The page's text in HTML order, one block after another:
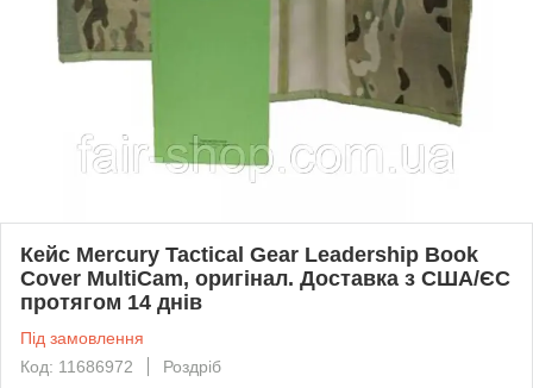
Кейс Mercury Tactical Gear Leadership Book
Cover MultiCam, оригінал. Доставка з США/ЄС
протягом 14 днів
Під замовлення
Код: 11686972
Роздріб